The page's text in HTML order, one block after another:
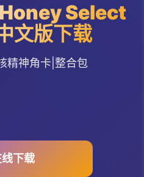
Select
文版下载
精神角卡|整合包
下载